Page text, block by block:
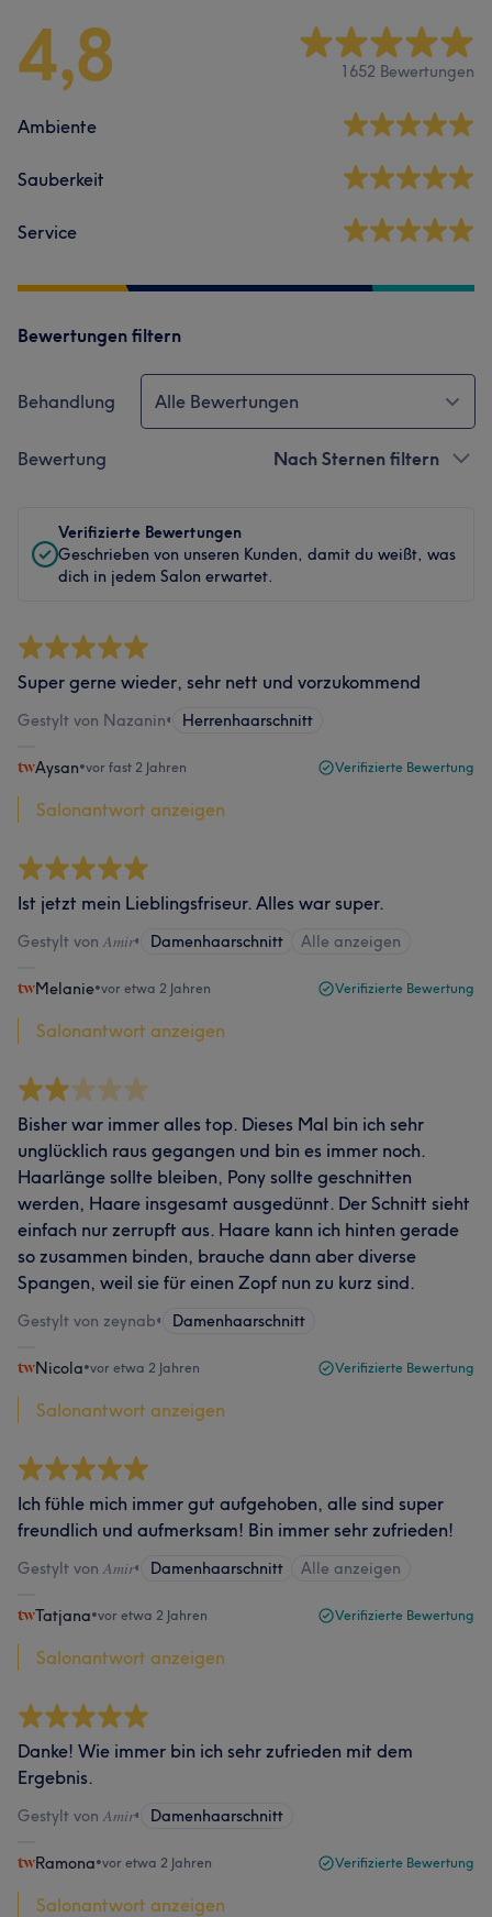
4,8 1652 Bewertungen
Ambiente
Sauberkeit
Service
Bewertungen filtern
Behandlung Alle Bewertungen
Bewertung Nach Sternen filtern
Verifizierte Bewertungen
Geschrieben von unseren Kunden, damit du weißt, was
dich in jedem Salon erwartet.
Super gerne wieder, sehr nett und vorzukommend
Gestylt von Nazanin• Herrenhaarschnitt
Aysan•vor fast 2 Jahren Verifizierte Bewertung
Salonantwort anzeigen
Ist jetzt mein Lieblingsfriseur. Alles war super.
Gestylt von 𝐴𝑚𝑖𝑟• Damenhaarschnitt Alle anzeigen
Melanie•vor etwa 2 Jahren Verifizierte Bewertung
Salonantwort anzeigen
Bisher war immer alles top. Dieses Mal bin ich sehr
unglücklich raus gegangen und bin es immer noch.
Haarlänge sollte bleiben, Pony sollte geschnitten
werden, Haare insgesamt ausgedünnt. Der Schnitt sieht
einfach nur zerrupft aus. Haare kann ich hinten gerade
so zusammen binden, brauche dann aber diverse
Spangen, weil sie für einen Zopf nun zu kurz sind.
Gestylt von zeynab• Damenhaarschnitt
Nicola•vor etwa 2 Jahren Verifizierte Bewertung
Salonantwort anzeigen
Ich fühle mich immer gut aufgehoben, alle sind super
freundlich und aufmerksam! Bin immer sehr zufrieden!
Gestylt von 𝐴𝑚𝑖𝑟• Damenhaarschnitt Alle anzeigen
Tatjana•vor etwa 2 Jahren Verifizierte Bewertung
Salonantwort anzeigen
Danke! Wie immer bin ich sehr zufrieden mit dem
Ergebnis.
Gestylt von 𝐴𝑚𝑖𝑟• Damenhaarschnitt
Ramona•vor etwa 2 Jahren Verifizierte Bewertung
Salonantwort anzeigen